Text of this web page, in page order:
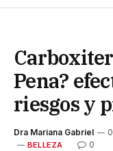
Pena?
riesgos y
Dra Mariana Gabriel
BELLEZA 0